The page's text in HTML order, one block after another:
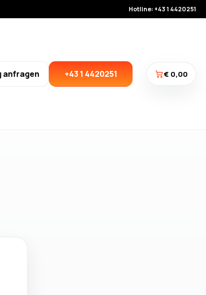
Hotline: +43 1 4420251
€ 0,00
anfragen +43 1 4420251